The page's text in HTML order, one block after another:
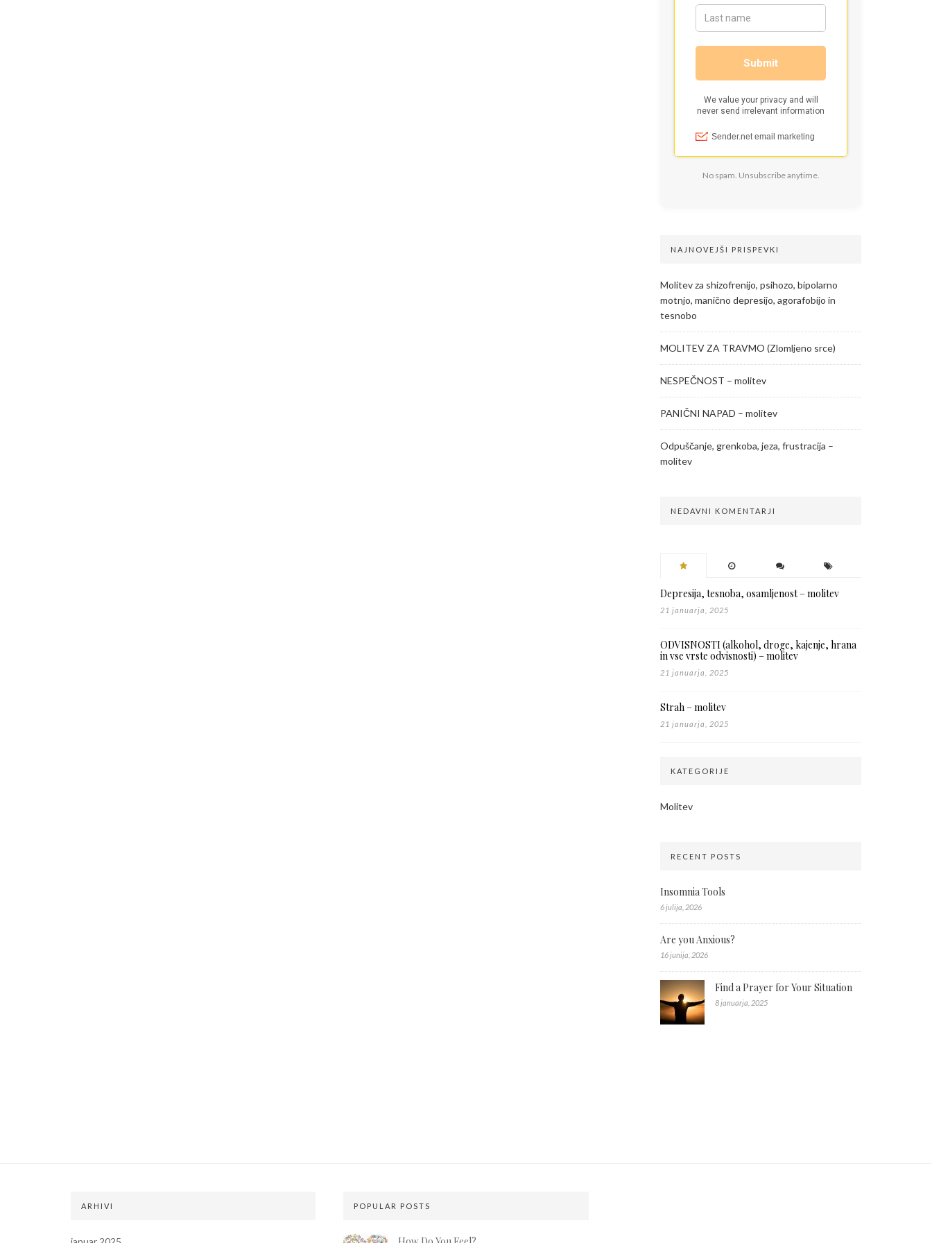
No spam. Unsubscribe anytime.
NAJNOVEJŠI PRISPEVKI
Molitev za shizofrenijo, psihozo, bipolarno
motnjo, manično depresijo, agorafobijo in
tesnobo
MOLITEV ZA TRAVMO (Zlomljeno srce)
NESPEČNOST – molitev
PANIČNI NAPAD – molitev
Odpuščanje, grenkoba, jeza, frustracija –
molitev
NEDAVNI KOMENTARJI
Depresija, tesnoba, osamljenost – molitev
21 januarja, 2025
ODVISNOSTI (alkohol, droge, kajenje, hrana
in vse vrste odvisnosti) – molitev
21 januarja, 2025
Strah – molitev
21 januarja, 2025
KATEGORIJE
Molitev
RECENT POSTS
Insomnia Tools
6 julija, 2026
Are you Anxious?
16 junija, 2026
Find a Prayer for Your Situation
8 januarja, 2025
ARHIVI POPULAR POSTS